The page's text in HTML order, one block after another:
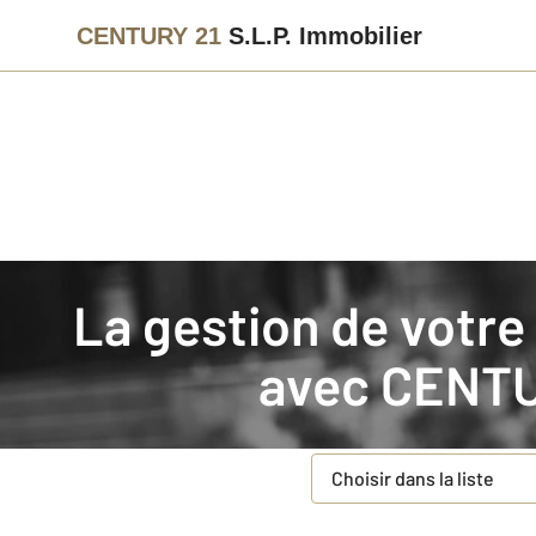
CENTURY 21 S.L.P. Immobilier
La gestion de votre bien immobilier en Essonne (91)
avec
Demande d'informations
Concernant votre
Type de bien
Choisir dans la liste